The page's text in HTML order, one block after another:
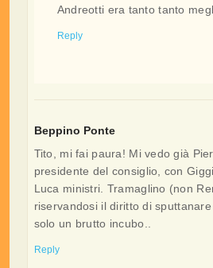
Andreotti era tanto tanto
Reply
Beppino Ponte
Tito, mi fai paura! Mi vedo già
presidente del consiglio, con
Luca ministri. Tramaglino (non
riservandosi il diritto di
solo un brutto incubo..
Reply